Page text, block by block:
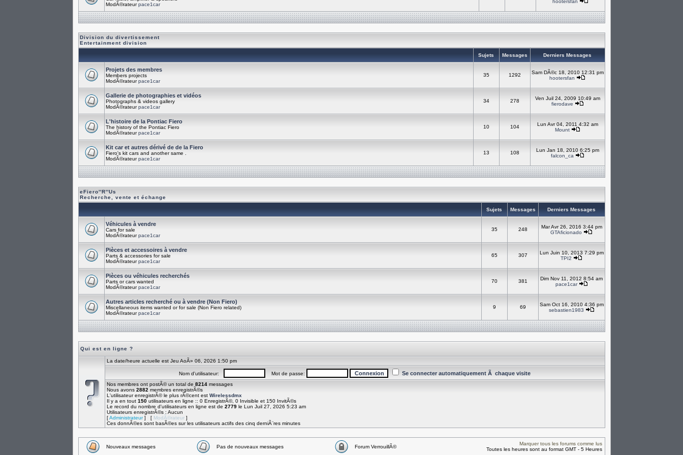
ModÃ©rateurpace1car
hootersfan
Division du divertissement
Entertainment division
Sujets Messages Derniers Messages
Projets des membres
Members projects
ModÃ©rateurpace1car
35 1292
Sam DÃ©c 18, 2010 12:31 pm
hootersfan
Gallerie de photographies et vidéos
Photographs & videos gallery
ModÃ©rateurpace1car
34 278
Ven Juil 24, 2009 10:49 am
fierodave
L'histoire de la Pontiac Fiero
The history of the Pontiac Fiero
ModÃ©rateurpace1car
10 104
Lun Avr 04, 2011 4:32 am
Mount
Kit car et autres dérivé de de la Fiero
Fiero's kit cars and another same .
ModÃ©rateurpace1car
13 108
Lun Jan 18, 2010 6:25 pm
falcon_ca
eFiero''R''Us
Recherche, vente et échange
Sujets Messages Derniers Messages
Véhicules à vendre
Cars for sale
ModÃ©rateurpace1car
35 248
Mar Avr 26, 2016 3:44 pm
GTAficionado
Pièces et accessoires à vendre
Parts & accessories for sale
ModÃ©rateurpace1car
65 307
Lun Juin 10, 2013 7:29 pm
TPI2
Pièces ou véhicules recherchés
Parts or cars wanted
ModÃ©rateurpace1car
70 381
Dim Nov 11, 2012 8:54 am
pace1car
Autres articles recherché ou à vendre (Non Fiero)
Miscellaneous items wanted or for sale (Non Fiero related)
ModÃ©rateurpace1car
9 69
Sam Oct 16, 2010 4:36 pm
sebastien1983
Qui est en ligne ?
La date/heure actuelle est Jeu AoÃ» 06, 2026 1:50 pm
Nom d'utilisateur: Mot de passe: Se connecter automatiquement Ã chaque visite
Nos membres ont postÃ© un total de 8214messages
Nous avons 2882 membres enregistrÃ©s
L'utilisateur enregistrÃ© le plus rÃ©cent est Wirelessdmx
Il y a en tout 150utilisateurs en ligne :: 0 EnregistrÃ©, 0 Invisible et 150 InvitÃ©s
Le record du nombre d'utilisateurs en ligne est de 2779le Lun Juil 27, 2026 5:23 am
Utilisateurs enregistrÃ©s : Aucun
[Administrateur] [ ModÃ©rateur]
Ces donnÃ©es sont basÃ©es sur les utilisateurs actifs des cinq derniÃ¨res minutes
Nouveaux messages Pas de nouveaux messages Forum VerrouillÃ©
Marquer tous les forums comme lus
Toutes les heures sont au format GMT - 5 Heures